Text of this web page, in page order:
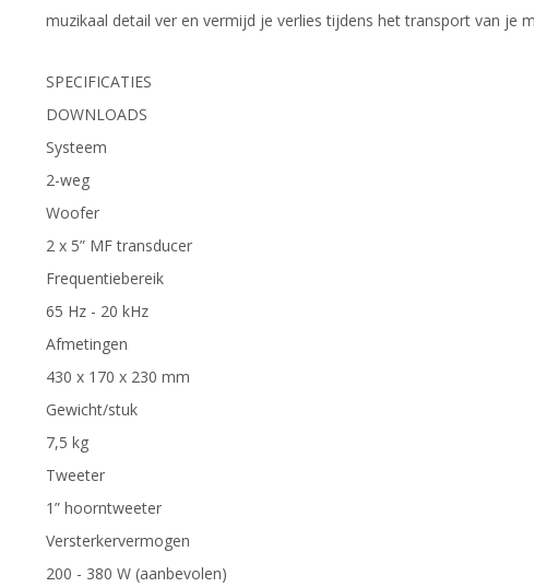
muzikaal detail ver en vermijd je verlies tijdens het transport van je
SPECIFICATIES
DOWNLOADS
Systeem
2-weg
Woofer
2 x 5” MF transducer
Frequentiebereik
65 Hz - 20 kHz
Afmetingen
430 x 170 x 230 mm
Gewicht/stuk
7,5 kg
Tweeter
1” hoorntweeter
Versterkervermogen
200 - 380 W (aanbevolen)